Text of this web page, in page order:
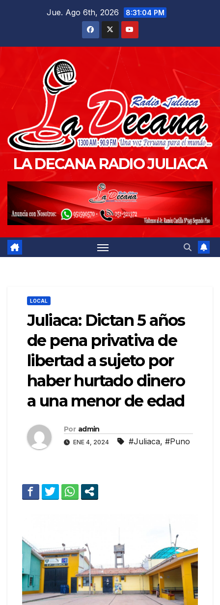
Jue. Ago 6th, 2026 8:31:05 PM
LA DECANA RADIO JULIACA
LOCAL
Juliaca: Dictan 5 años
de pena privativa de
libertad a sujeto por
haber hurtado dinero
a una menor de edad
Por admin
ENE 4, 2024 #Juliaca, #Puno